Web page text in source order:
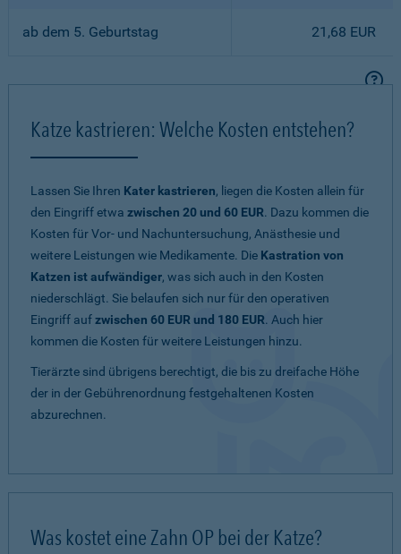
ab dem 5. Geburtstag 21,68 EUR
Katze kastrieren: Welche Kosten entstehen?
Lassen Sie Ihren Kater kastrieren, liegen die Kosten allein für
den Eingriff etwa zwischen 20 und 60 EUR. Dazu kommen die
Kosten für Vor- und Nachuntersuchung, Anästhesie und
weitere Leistungen wie Medikamente. Die Kastration von
Katzen ist aufwändiger, was sich auch in den Kosten
niederschlägt. Sie belaufen sich nur für den operativen
Eingriff aufzwischen 60 EUR und 180 EUR. Auch hier
kommen die Kosten für weitere Leistungen hinzu.
Tierärzte sind übrigens berechtigt, die bis zu dreifache Höhe
der in der Gebührenordnung festgehaltenen Kosten
abzurechnen.
Was kostet eine Zahn OP bei der Katze?